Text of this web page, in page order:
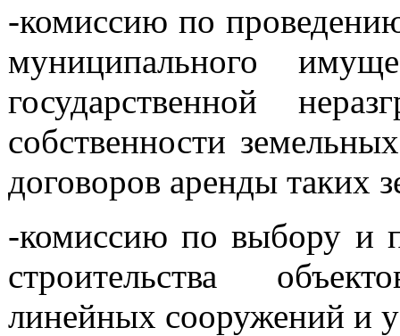
-комиссию по
муниципального
государственной
собственности
договоров аренды таких
-комиссию по выбору и
строительства
линейных сооружений и